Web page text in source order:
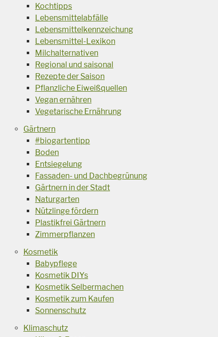
Kochtipps
Lebensmittelabfälle
Lebensmittelkennzeichung
Lebensmittel-Lexikon
Milchalternativen
Regional und saisonal
Rezepte der Saison
Pflanzliche Eiweißquellen
Vegan ernähren
Vegetarische Ernährung
Gärtnern
#biogartentipp
Boden
Entsiegelung
Fassaden- und Dachbegrünung
Gärtnern in der Stadt
Naturgarten
Nützlinge fördern
Plastikfrei Gärtnern
Zimmerpflanzen
Kosmetik
Babypflege
Kosmetik DIYs
Kosmetik Selbermachen
Kosmetik zum Kaufen
Sonnenschutz
Klimaschutz